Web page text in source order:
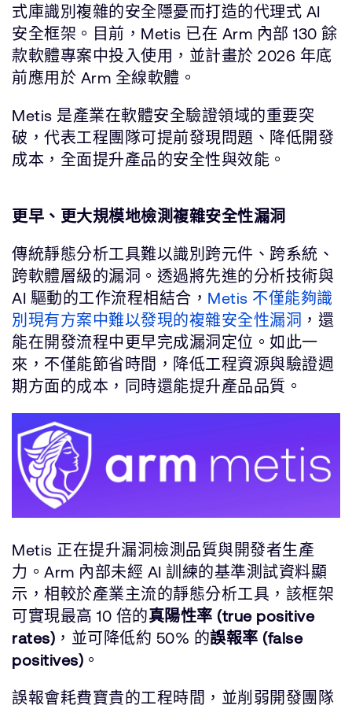
式庫識別複雜的安全隱憂而打造的代理式 AI
安全框架。目前，Metis 已在 Arm 內部 130 餘
款軟體專案中投入使用，並計畫於 2026 年底
前應用於 Arm 全線軟體。
Metis 是產業在軟體安全驗證領域的重要突
破，代表工程團隊可提前發現問題、降低開發
成本，全面提升產品的安全性與效能。
更早、更大規模地檢測複雜安全性漏洞
傳統靜態分析工具難以識別跨元件、跨系統、
跨軟體層級的漏洞。透過將先進的分析技術與
AI 驅動的工作流程相結合， Metis 不僅能夠識
別現有方案中難以發現的複雜安全性漏洞 ，還
能在開發流程中更早完成漏洞定位。如此一
來，不僅能節省時間，降低工程資源與驗證週
期方面的成本，同時還能提升產品品質。
Metis 正在提升漏洞檢測品質與開發者生產
力。Arm 內部未經 AI 訓練的基準測試資料顯
示，相較於產業主流的靜態分析工具，該框架
可實現最高 10 倍的真陽性率 (true positive
rates) ，並可降低約 50% 的誤報率 (false
positives) 。
誤報會耗費寶貴的工程時間，並削弱開發團隊